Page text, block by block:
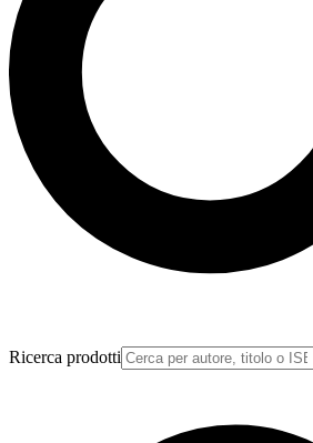
Ricerca prodotti